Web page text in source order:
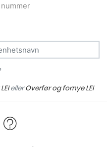
ellerOverfør og fornye LEI